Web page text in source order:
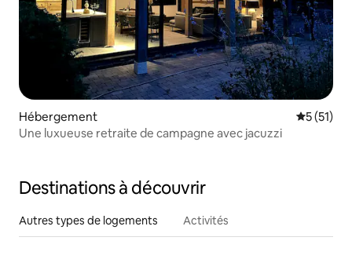
Hébergement
5 (51)
Une luxueuse retraite de campagne avec jacuzzi
Destinations à découvrir
Autres types de logements Activités